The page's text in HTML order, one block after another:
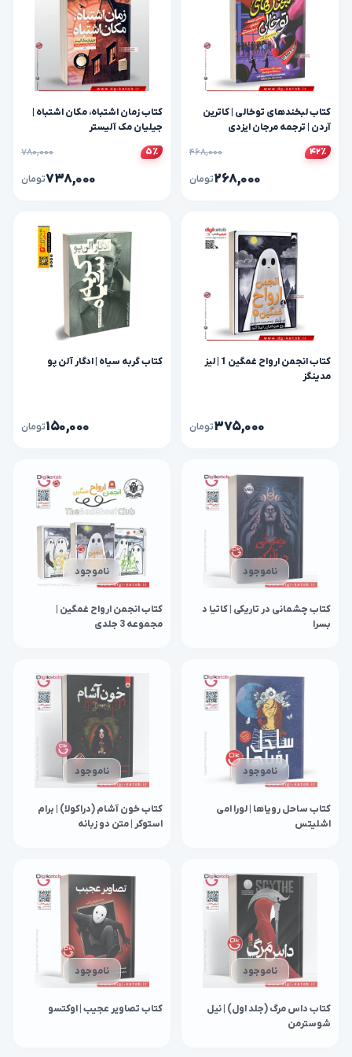
کتاب لبخندهای توخالی | کاترین
آردن | ترجمه مرجان ایزدی
۴۲٪ ۴۶۸,۰۰۰
۲۶۸,۰۰۰تومان
کتاب زمان اشتباه، مکان اشتباه |
جیلیان مک آلیستر
۵٪ ۷۸۰,۰۰۰
۷۳۸,۰۰۰تومان
کتاب انجمن ارواح غمگین 1 | لیز
مدینگز
۳۷۵,۰۰۰تومان
کتاب گربه سیاه | ادگار آلن پو
۱۵۰,۰۰۰تومان
ناموجود
کتاب چشمانی در تاریکی | کاتیا د
بسرا
ناموجود
کتاب انجمن ارواح غمگین |
مجموعه 3 جلدی
ناموجود
کتاب ساحل رویاها | لورا امی
اشلیتس
ناموجود
کتاب خون آشام (دراکولا) | برام
استوکر | متن دو زبانه
ناموجود
کتاب داس مرگ (جلد اول) | نیل
شوسترمن
ناموجود
کتاب تصاویر عجیب | اوکتسو